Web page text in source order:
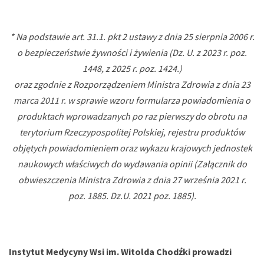
* Na podstawie art. 31.1. pkt 2 ustawy z dnia 25 sierpnia 2006 r.
o bezpieczeństwie żywności i żywienia (Dz. U. z 2023 r. poz.
1448, z 2025 r. poz. 1424.)
oraz zgodnie z Rozporządzeniem Ministra Zdrowia z dnia 23
marca 2011 r. w sprawie wzoru formularza powiadomienia o
produktach wprowadzanych po raz pierwszy do obrotu na
terytorium Rzeczypospolitej Polskiej, rejestru produktów
objętych powiadomieniem oraz wykazu krajowych jednostek
naukowych właściwych do wydawania opinii (Załącznik do
obwieszczenia Ministra Zdrowia z dnia 27 września 2021 r.
poz. 1885. Dz.U. 2021 poz. 1885).
Instytut Medycyny Wsi im. Witolda Chodźki prowadzi